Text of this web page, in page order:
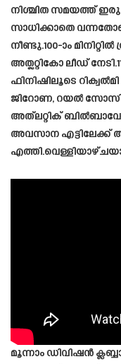
നിശ്ചിത സമയത്ത്
സാധിക്കാതെ
നീണ്ടു.100-ാം
അത്ലറ്റികോ ലീഡ്
ഫിനിഷിലൂടെ
ജിറോണ, റയൽ
അത്‌ലറ്റിക്
അവസാന എട്ടിലേക്ക്
മൂന്നാം ഡിവിഷൻ